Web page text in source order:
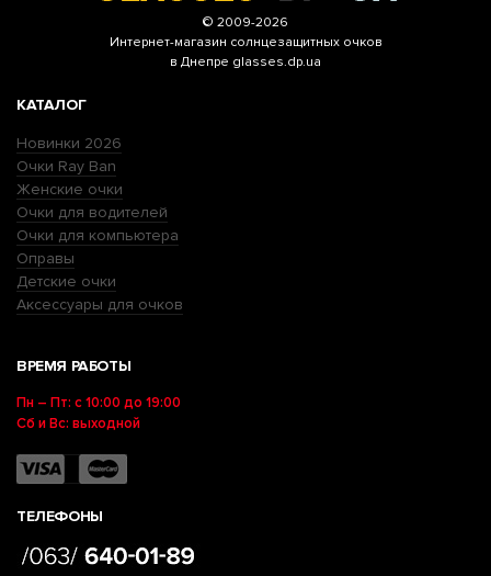
© 2009-2026
Интернет-магазин солнцезащитных очков
в Днепре glasses.dp.ua
КАТАЛОГ
Новинки 2026
Очки Ray Ban
Женские очки
Очки для водителей
Очки для компьютера
Оправы
Детские очки
Аксессуары для очков
ВРЕМЯ РАБОТЫ
Пн – Пт: с 10:00 до 19:00
Сб и Вс: выходной
ТЕЛЕФОНЫ